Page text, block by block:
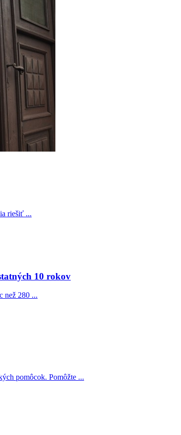
riešiť ...
10 rokov
než 280 ...
pomôcok. Pomôžte ...